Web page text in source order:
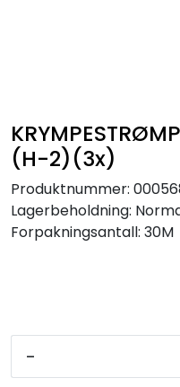
(H-2)(3x)
Produktnummer:
Lagerbeholdning:
Forpakningsantall: 30M
-